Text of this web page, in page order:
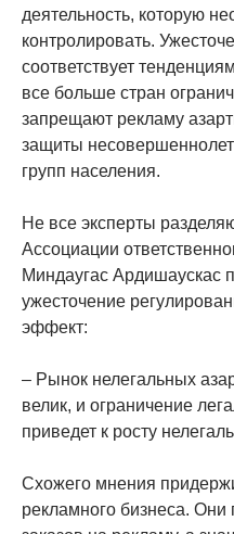
деятельность, которую
контролировать.
соответствует
все больше стран
запрещают рекламу
защиты
групп населения.
Не все эксперты
Ассоциации
Миндаугас Ардишаускас
ужесточение
эффект:
– Рынок нелегальных
велик, и ограничение
приведет к росту
Схожего мнения
рекламного бизнеса.